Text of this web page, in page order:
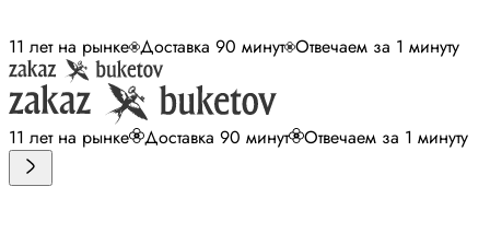
11 лет на рынке Доставка 90 минут Отвечаем за 1 минуту
11 лет на рынке Доставка 90 минут Отвечаем за 1 минуту